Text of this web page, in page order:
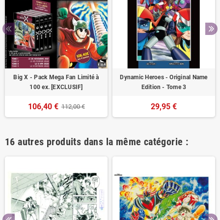
Big X - Pack Mega Fan Limité à
100 ex. [EXCLUSIF]
106,40 € 112,00 €
Dynamic Heroes - Original Name
Edition - Tome 3
29,95 €
16 autres produits dans la même catégorie :